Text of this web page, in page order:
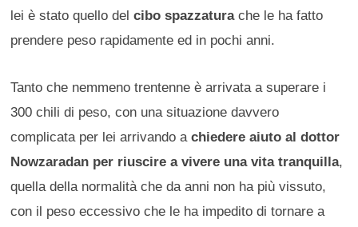
lei è stato quello delcibo spazzaturache le ha fatto
prendere peso rapidamente ed in pochi anni.
Tanto che nemmeno trentenne è arrivata a superare i
300 chili di peso, con una situazione davvero
complicata per lei arrivando achiedere aiuto al dottor
Nowzaradan per riuscire a vivere una vita tranquilla,
quella della normalità che da anni non ha più vissuto,
con il peso eccessivo che le ha impedito di tornare a